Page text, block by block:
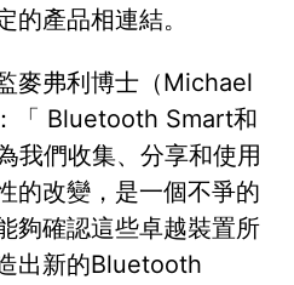
的產品相連結。
麥弗利博士（Michael
「 Bluetooth Smart和
我們收集、分享和使用
的改變，是一個不爭的
夠確認這些卓越裝置所
出新的Bluetooth